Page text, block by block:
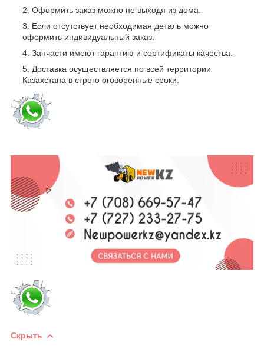
Оформить заказ можно не выходя из дома.
Если отсутствует необходимая деталь можно
оформить индивидуальный заказ.
Запчасти имеют гарантию и сертификаты качества.
Доставка осуществляется по всей территории
Казахстана в строго оговоренные сроки.
Скрыть